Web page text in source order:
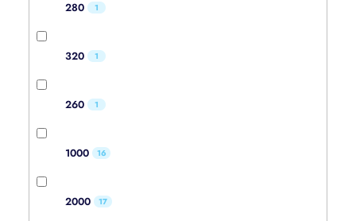
280 1
320 1
260 1
1000 16
2000 17